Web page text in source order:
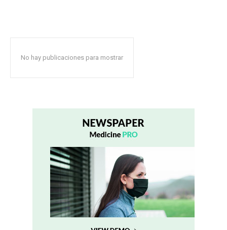
No hay publicaciones para mostrar